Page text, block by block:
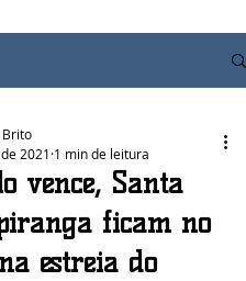
vence, Santa
ficam no
estreia do
Brito
2021 1 min de leitura